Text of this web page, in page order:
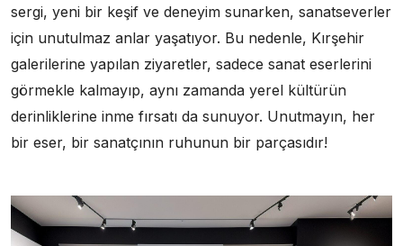
sergi, yeni bir keşif ve deneyim sunarken, sanatseverler
için unutulmaz anlar yaşatıyor. Bu nedenle, Kırşehir
galerilerine yapılan ziyaretler, sadece sanat eserlerini
görmekle kalmayıp, aynı zamanda yerel kültürün
derinliklerine inme fırsatı da sunuyor. Unutmayın, her
bir eser, bir sanatçının ruhunun bir parçasıdır!